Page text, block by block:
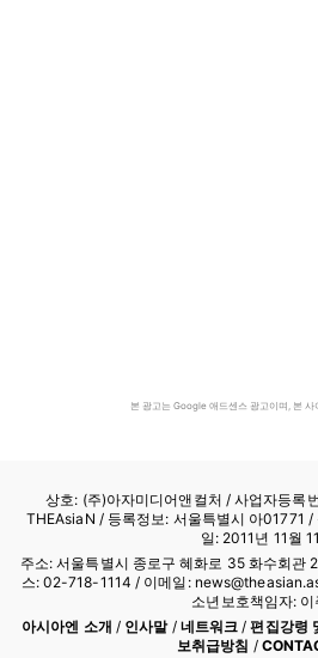
본 광고는 Google 애드센스 광고이며, 본 사
상호: (주)아자미디어앤컬처 /사업자등록
THEAsiaN / 등록정보: 서울특별시 아01771
일: 2011년 11월
주소: 서울특별시 종로구 혜화로 35 화수회
스: 02-718-1114 / 이메일:
소년보호책임자: 이
아시아엔 소개 / 인사말/ 네트워크 /편집강령
보취급방침 /